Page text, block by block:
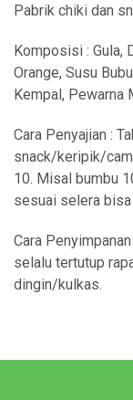
Pabrik chiki dan
Komposisi : Gula,
Orange, Susu
Kempal, Pewarna
Cara Penyajian :
snack/keripik/
10. Misal bumbu
sesuai selera
Cara
selalu tertutup
dingin/kulkas.